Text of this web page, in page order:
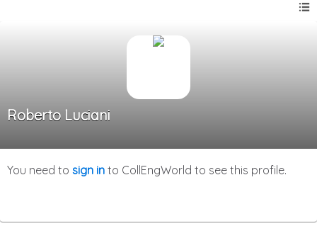
Roberto Luciani
You need to sign in to CollEngWorld to see this profile.